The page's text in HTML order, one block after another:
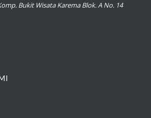
Bukit Wisata Karema Blok. A No. 14